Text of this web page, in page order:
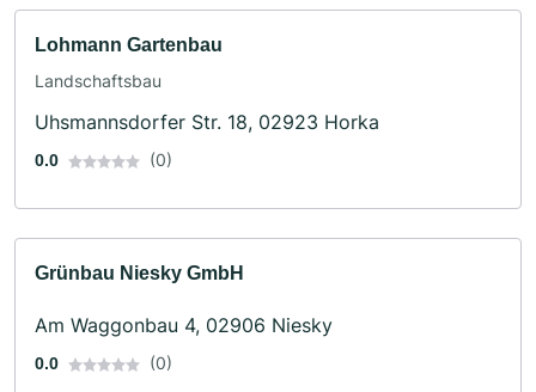
Lohmann Gartenbau
Landschaftsbau
Uhsmannsdorfer Str. 18, 02923 Horka
0.0 (0)
Grünbau Niesky GmbH
Am Waggonbau 4, 02906 Niesky
0.0 (0)